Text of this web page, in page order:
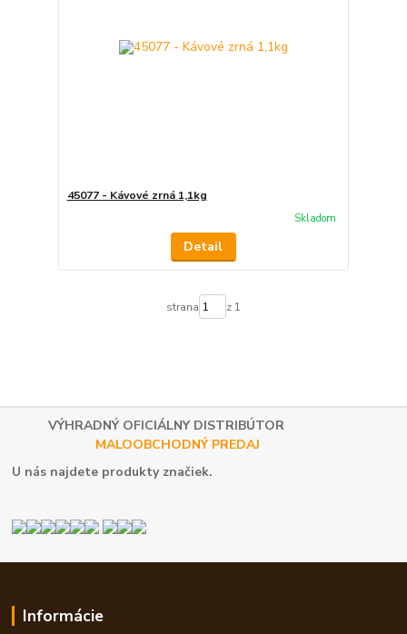
45077 - Kávové zrná 1,1kg
Skladom
Detail
strana z 1
VÝHRADNÝ OFICIÁLNY DISTRIBÚTOR
MALOOBCHODNÝ PREDAJ
U nás najdete produkty značiek.
Informácie